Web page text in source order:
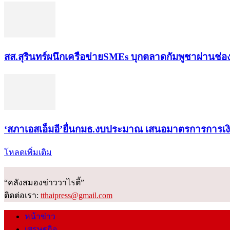
สส.สุรินทร์ผนึกเครือข่ายSMEs บุกตลาดกัมพูชาผ่านช่อ
‘สภาเอสเอ็มอี’ยื่นกมธ.งบประมาณ เสนอมาตรการการเ
โหลดเพิ่มเติม
“คลังสมองข่าววาไรตี้”
ติดต่อเรา: tthaipress@gmail.com
หน้าข่าว